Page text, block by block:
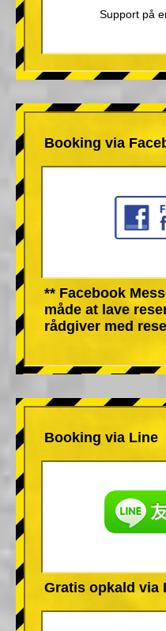
Support på
Booking via
** Facebook
måde at lave
rådgiver med
Booking via Line
Gratis opkald via